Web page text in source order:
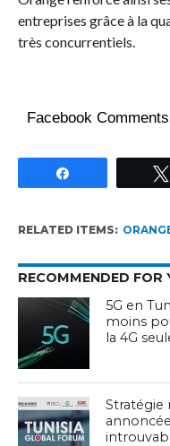
entreprises grâce à la
très concurrentiels.
Facebook Comments
RELATED ITEMS:
RECOMMENDED FOR
5G en
moins
la 4G
Stratégie